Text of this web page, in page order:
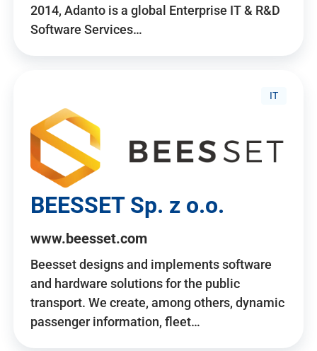
2014, Adanto is a global Enterprise IT & R&D
Software Services…
IT
BEESSET Sp. z o.o.
www.beesset.com
Beesset designs and implements software
and hardware solutions for the public
transport. We create, among others, dynamic
passenger information, fleet…